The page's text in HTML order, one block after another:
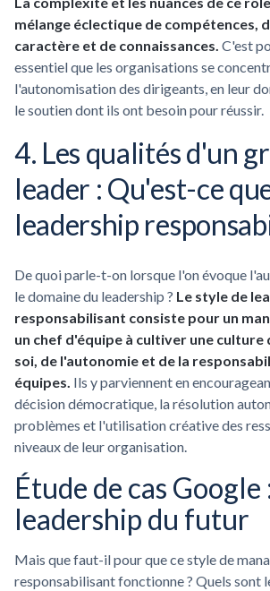
mélange éclectique de compétences,
caractère et de connaissances. C'est
essentiel que les organisations se
l'autonomisation des dirigeants, en leur
le soutien dont ils ont besoin pour réussir.
4. Les qualités d'un
leader : Qu'est-ce
leadership
De quoi parle-t-on lorsque l'on évoque
le domaine du leadership ? Le style de
responsabilisant consiste pour un
un chef d'équipe à cultiver une culture
soi, de l'autonomie et de la
équipes. Ils y parviennent en
décision démocratique, la résolution
problèmes et l'utilisation créative des
niveaux de leur organisation.
Étude de cas Google
leadership du futur
Mais que faut-il pour que ce style de
responsabilisant fonctionne ? Quels sont